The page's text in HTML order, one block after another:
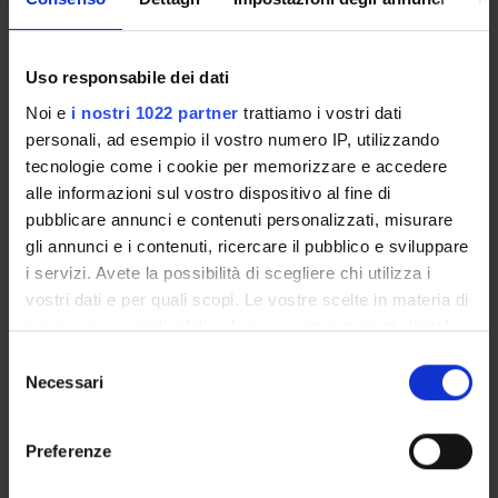
Uso responsabile dei dati
Noi e i nostri 1022 partner trattiamo i vostri dati
personali, ad esempio il vostro numero IP, utilizzando
tecnologie come i cookie per memorizzare e accedere
alle informazioni sul vostro dispositivo al fine di
pubblicare annunci e contenuti personalizzati, misurare
gli annunci e i contenuti, ricercare il pubblico e sviluppare
i servizi. Avete la possibilità di scegliere chi utilizza i
vostri dati e per quali scopi. Le vostre scelte in materia di
privacy sono applicabili solo su questa proprietà digitale
modificare o revocare il proprio consenso in qualsiasi
momento dalla Dichiarazione sui cookie o facendo clic
delNecessari
Preferenze
the comparative advantage of some organizations (i.e., the
this form of network governance. This produces
unpredictable contingency in EU policy coordination.
Web page:
http://www.rela.ep.liu.se/issues/10.3384_rela.2000-
7426.2020112/844/rela_844.pdf
Product ID:
111049
Handle IRIS:
Last Modified:
Bibliographic citation: